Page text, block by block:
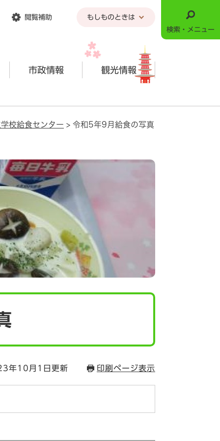
閲覧補助 もしものときは
市政情報 観光情報
検索・メニュー
校給食センター > 令和5年9月給食の写真
年10月1日更新 印刷ページ表示